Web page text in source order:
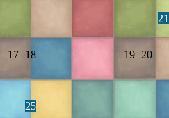
17 18 19 20
21
25